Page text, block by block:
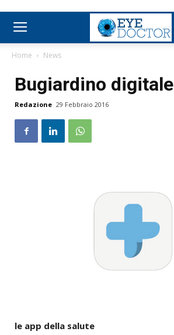
Home News
Bugiardino digitale
Redazione 29 Febbraio 2016
le app della salute